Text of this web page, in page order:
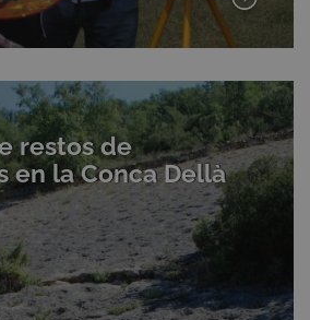
restos de
en la Conca Dellà